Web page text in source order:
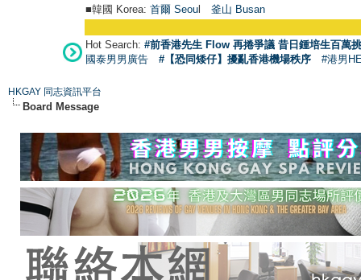
■韓國 Korea: 首爾 Seoul 釜山 Busan
Hot Search: #前香港先生 Flow 再捲爭議 昔日鍾培生百萬
國泰男男廣告
#【恐同矮仔】擾亂香港機場秩序 #港男
HKGAY 同志資訊平台
Board Message